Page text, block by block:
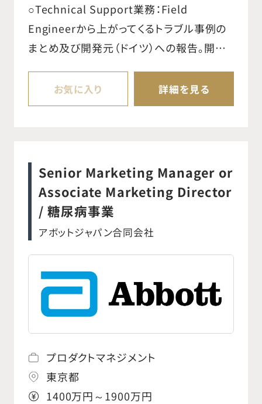
○Technical Support業務：Field
Engineerから上がってくるトラブル事例の
まとめ及び開発元（ドイツ）への報告。開発
信。製品保守用パーツ管理等。 ○Project
Management業務：Sales Teamからの質
業し、適切な国内在庫の把握及び発注管
理。 【具体的な業務内容】 ○Field
Engineerから報告されるトラブル内容の取
りまとめ ○ドイツ本社へのエスカレーション
および技術連携 ○本社からの技術情報の国
内展開 ○保守用パーツの在庫および発注管
理 ○Salesチームからの問い合わせ対応 ○
見積書作成および手配 ○図面手配および必
要に応じた作図対応 ○社内承認プロセスの
管理・対応 ○Marketingチームと連携した
在庫管理および発注計画
お気に入り 詳細を見る
Senior Marketing Manager or
Associate Marketing Director
/ 糖尿病事業
アボットジャパン合同会社
プロダクトマネジメント
東京都
1400万円～1900万円